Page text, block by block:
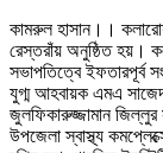
কামরুল হাসান।।
রেস্তরাঁয় অনুষ্ঠিত হয়।
সভাপতিত্বে ইফতারপূর্ব
যুগ্ম আহবায়ক এমএ
জুলফিকারুজ্জামান জিল্লুর
উপজেলা স্বাস্থ্য